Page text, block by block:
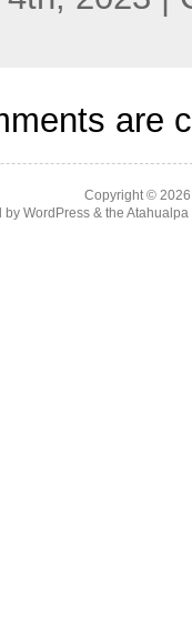
are
Copyright ©
by WordPress& the Atahualpa